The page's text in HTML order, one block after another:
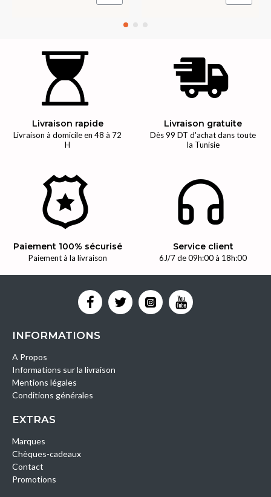
Livraison rapide
Livraison à domicile en 48 à 72
H
Livraison gratuite
Dès 99 DT d'achat dans toute
la Tunisie
Paiement 100% sécurisé
Paiement à la livraison
Service client
6J/7 de 09h:00 à 18h:00
INFORMATIONS
A Propos
Informations sur la livraison
Mentions légales
Conditions générales
EXTRAS
Marques
Chèques-cadeaux
Contact
Promotions